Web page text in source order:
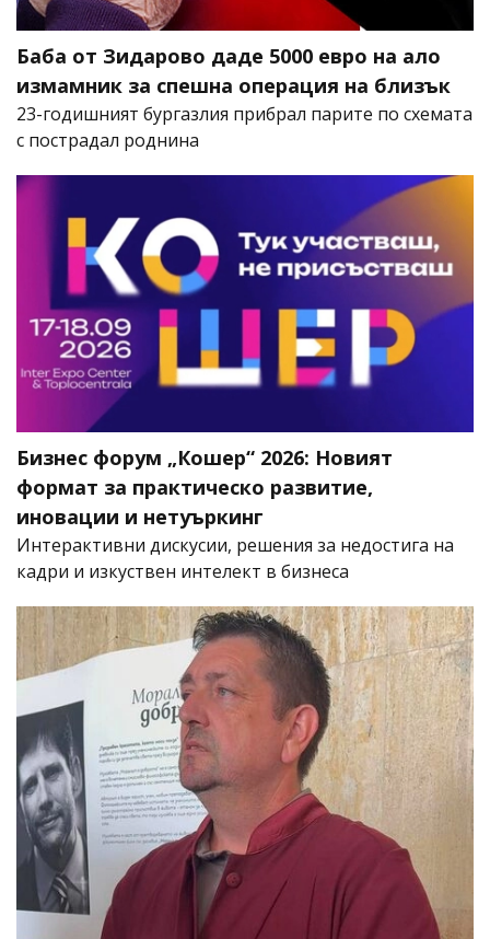
Баба от Зидарово даде 5000 евро на ало
измамник за спешна операция на близък
23-годишният бургазлия прибрал парите по схемата
с пострадал роднина
Бизнес форум „Кошер“ 2026: Новият
формат за практическо развитие,
иновации и нетуъркинг
Интерактивни дискусии, решения за недостига на
кадри и изкуствен интелект в бизнеса